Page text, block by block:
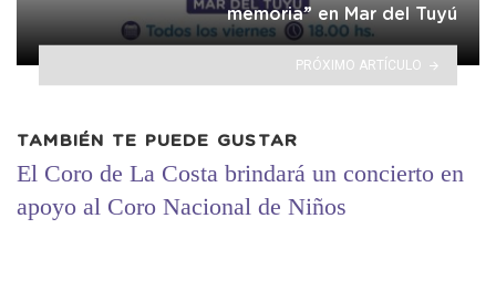
memoria” en Mar del Tuyú
PRÓXIMO ARTÍCULO
TAMBIÉN TE PUEDE GUSTAR
El Coro de La Costa brindará un concierto en
apoyo al Coro Nacional de Niños